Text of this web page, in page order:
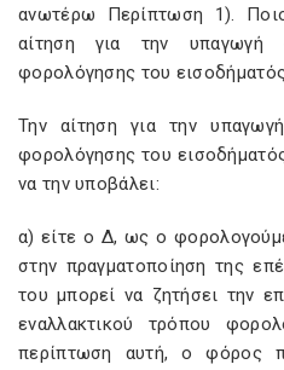
ανωτέρω Περίπτωση 1).
αίτηση για την υπαγωγή
φορολόγησης του
Την αίτηση για την
φορολόγησης του
να την υποβάλει:
α) είτε ο Δ, ως ο
στην πραγματοποίηση της
του μπορεί να ζητήσει την
εναλλακτικού τρόπου
περίπτωση αυτή, ο φόρος